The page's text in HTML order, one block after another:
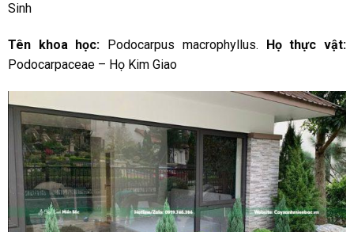
Sinh
Tên khoa học: Podocarpus macrophyllus. Họ thực vật:
Podocarpaceae – Họ Kim Giao